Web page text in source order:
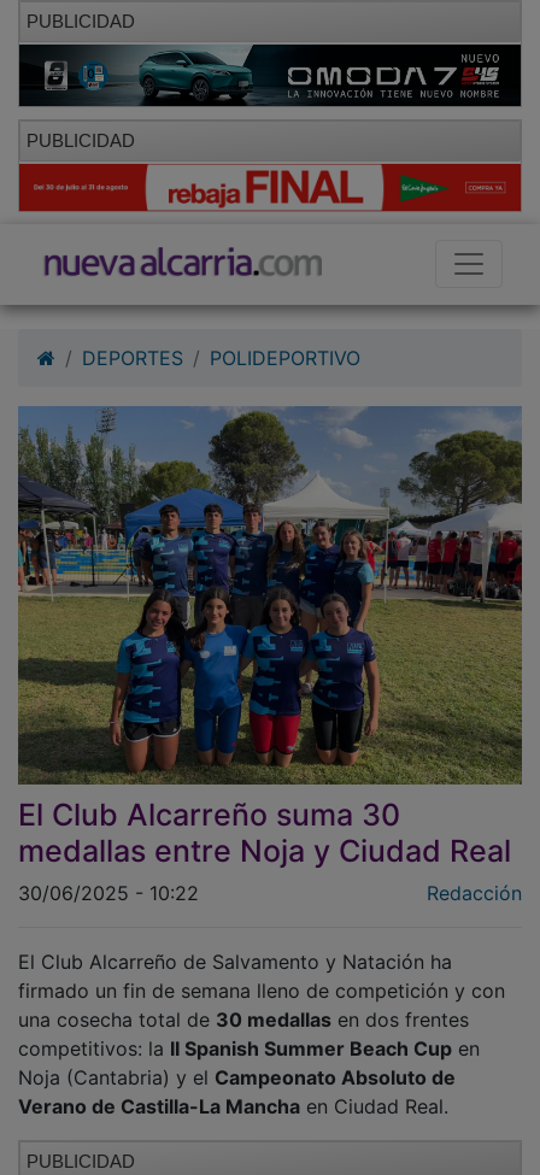
PUBLICIDAD
PUBLICIDAD
El Club Alcarreño suma 30
medallas entre Noja y Ciudad Real
firmado un fin de semana lleno de competición y con
una cosecha total de30 medallas en dos frentes
competitivos: laII Spanish Summer Beach Cupen
Noja (Cantabria) y elCampeonato Absoluto de
Verano de Castilla-La Manchaen Ciudad Real.